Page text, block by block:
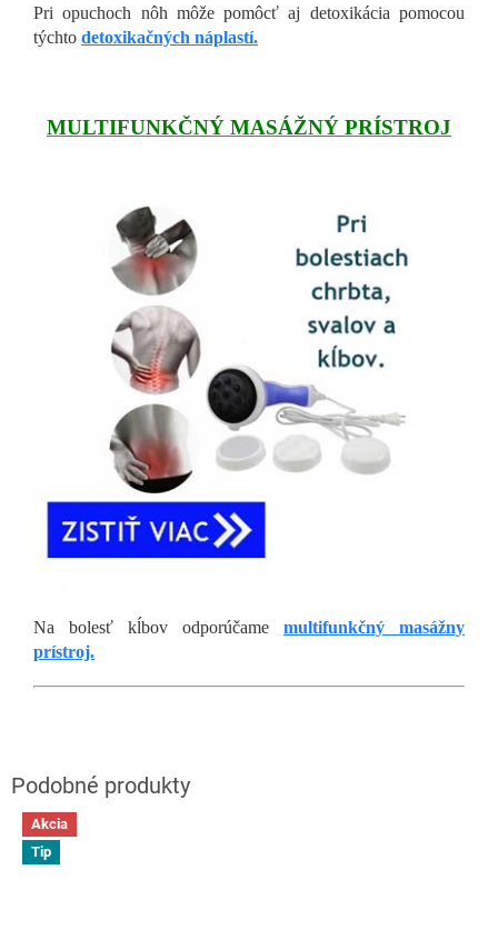
Pri opuchoch nôh môže pomôcť aj detoxikácia pomocou
týchto detoxikačných náplastí.
MULTIFUNKČNÝ MASÁŽNÝ PRÍSTROJ
Na bolesť kĺbov odporúčame multifunkčný masážny
prístroj.
Akcia
Tip